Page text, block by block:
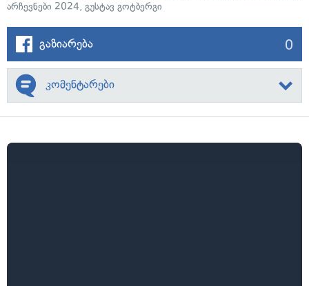
არჩევნები 2024, გუსტავ გოტბერგი
გაზიარება 0
კომენტარები